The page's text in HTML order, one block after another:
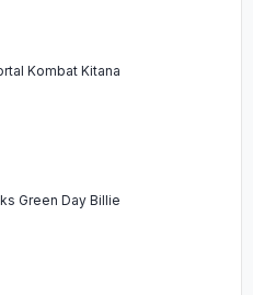
Kombat Kitana
Green Day Billie